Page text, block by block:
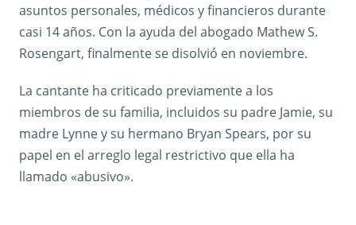
asuntos personales, médicos y financieros durante
casi 14 años. Con la ayuda del abogado Mathew S.
Rosengart, finalmente se disolvió en noviembre.
La cantante ha criticado previamente a los
miembros de su familia, incluidos su padre Jamie, su
madre Lynne y su hermano Bryan Spears, por su
papel en el arreglo legal restrictivo que ella ha
llamado «abusivo».